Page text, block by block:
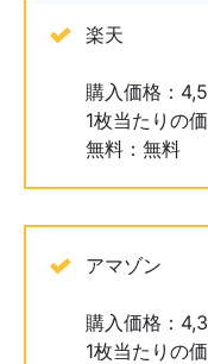
楽天
購入価格：
1枚当たりの
無料：無料
アマゾン
購入価格：
1枚当たりの